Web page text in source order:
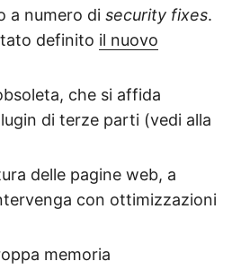
a numero di security fixes.
definito il nuovo
che si affida
di terze parti (vedi alla
delle pagine web, a
con ottimizzazioni
memoria